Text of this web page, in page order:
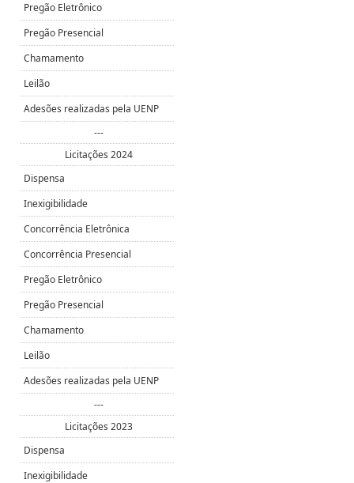
Pregão Eletrônico
Pregão Presencial
Chamamento
Leilão
Adesões realizadas pela UENP
---
Licitações 2024
Dispensa
Inexigibilidade
Concorrência Eletrônica
Concorrência Presencial
Pregão Eletrônico
Pregão Presencial
Chamamento
Leilão
Adesões realizadas pela UENP
---
Licitações 2023
Dispensa
Inexigibilidade